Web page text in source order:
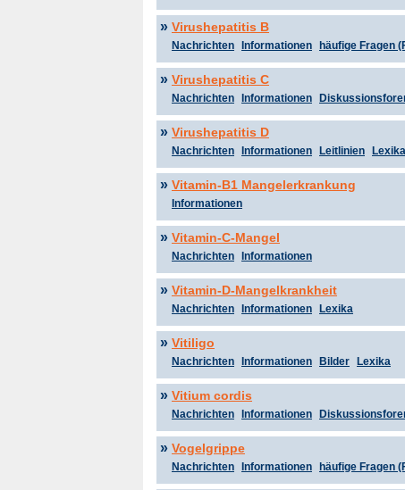
» Virushepatitis B
Nachrichten Informationen häufige Fragen
» Virushepatitis C
Nachrichten Informationen
» Virushepatitis D
Nachrichten Informationen Leitlinien Lexika
» Vitamin-B1 Mangelerkrankung
Informationen
» Vitamin-C-Mangel
Nachrichten Informationen
» Vitamin-D-Mangelkrankheit
Nachrichten Informationen Lexika
» Vitiligo
Nachrichten Informationen Bilder Lexika
» Vitium cordis
Nachrichten Informationen
» Vogelgrippe
Nachrichten Informationen häufige Fragen